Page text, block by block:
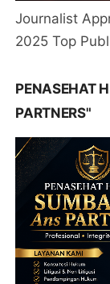
Journalist
2025 Top
PENASEHAT
PARTNERS"